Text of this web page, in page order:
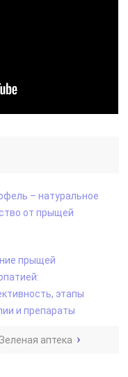
– натуральное
от прыщей
прыщей
этапы
и препараты
Зеленая аптека